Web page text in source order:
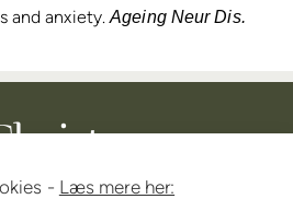
- Læs mere her:
and anxiety.Ageing Neur Dis.